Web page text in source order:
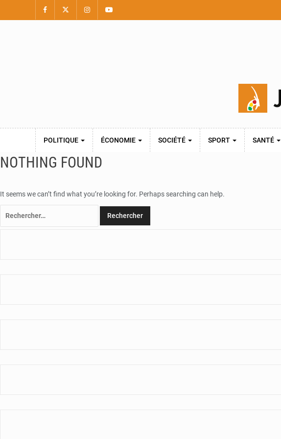
POLITIQUE ÉCONOMIE SOCIÉTÉ SPORT SANTÉ
NOTHING FOUND
It seems we can’t find what you’re looking for. Perhaps searching can help.